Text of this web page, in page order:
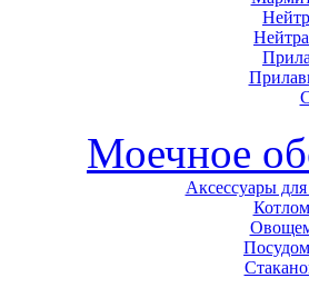
Моечное
Аксессуары